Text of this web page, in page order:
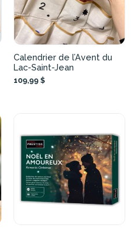
Calendrier de l’Avent du
Lac-Saint-Jean
109,99 $